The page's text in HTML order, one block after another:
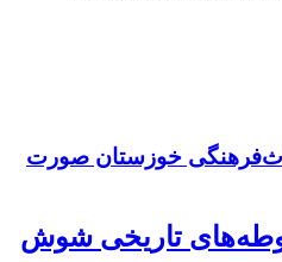
خوزستان صورت
تاریخی شوش